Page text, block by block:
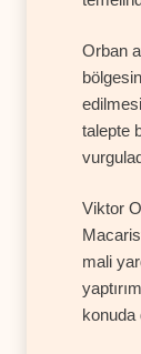
Orban
talepte
Viktor
mali
konuda